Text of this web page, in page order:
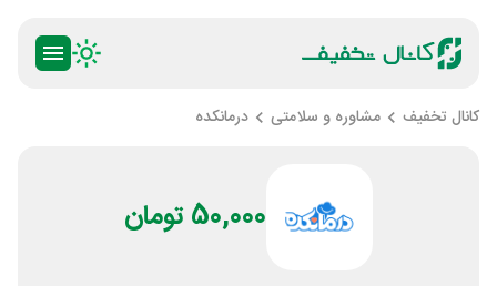
کانال تخفیف مشاوره و سلامتی درمانکده
50,000 تومان